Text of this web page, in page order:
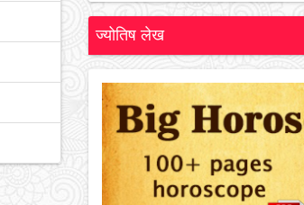
ज्योतिष लेख